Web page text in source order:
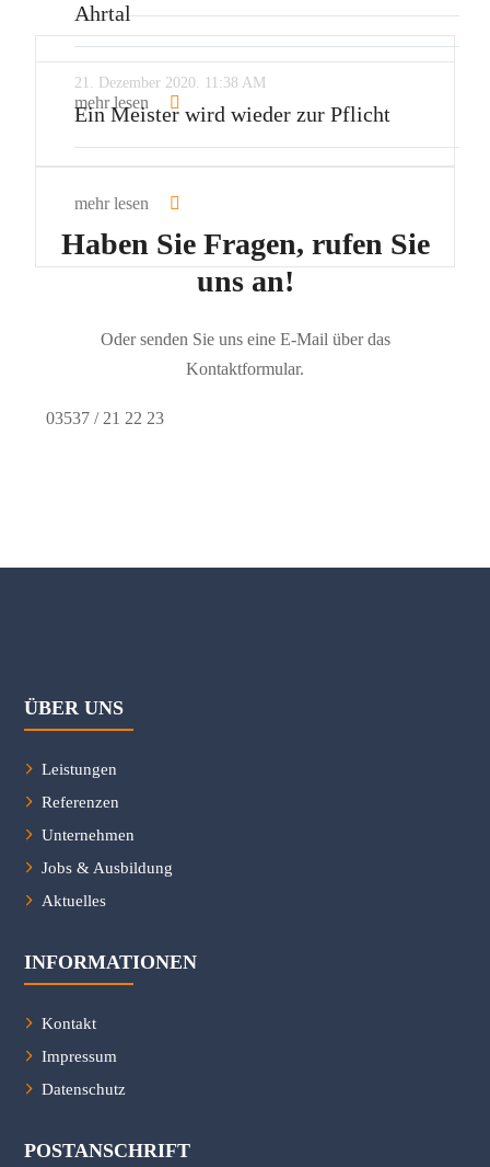
Ahrtal
mehr lesen
21. Dezember 2020. 11:38 AM
Ein Meister wird wieder zur Pflicht
mehr lesen
Haben Sie Fragen, rufen Sie
uns an!
Oder senden Sie uns eine E-Mail über das
Kontaktformular.
03537 / 21 22 23
ÜBER UNS
Leistungen
Referenzen
Unternehmen
Jobs & Ausbildung
Aktuelles
INFORMATIONEN
Kontakt
Impressum
Datenschutz
POSTANSCHRIFT